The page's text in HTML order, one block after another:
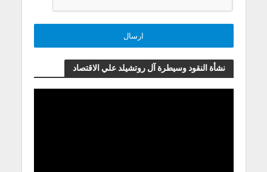
نشأة النقود وسيطرة آل روتشيلد علي الاقتصاد